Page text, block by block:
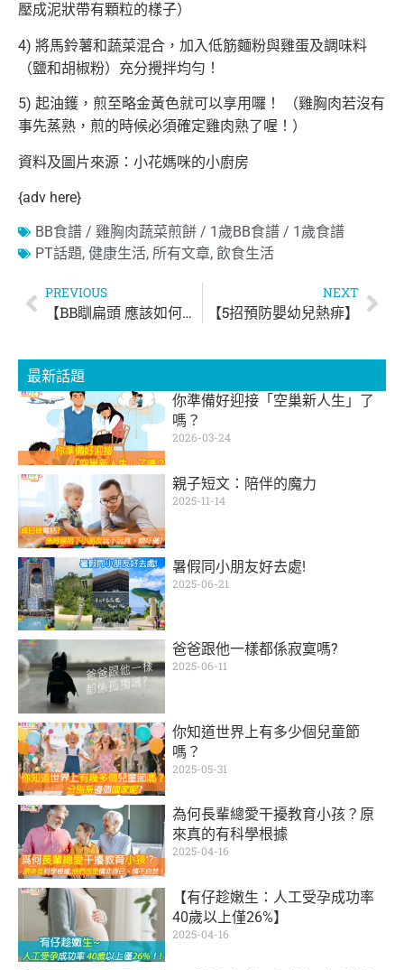
壓成泥狀帶有顆粒的樣子）
4) 將馬鈴薯和蔬菜混合，加入低筋麵粉與雞蛋及調味料
（鹽和胡椒粉）充分攪拌均勻！
5) 起油鑊，煎至略金黃色就可以享用囉！ （雞胸肉若沒有
事先蒸熟，煎的時候必須確定雞肉熟了喔！）
資料及圖片來源：小花媽咪的小廚房
{adv here}
BB食譜 / 雞胸肉蔬菜煎餅 / 1歲BB食譜 / 1歲食譜
PT話題, 健康生活, 所有文章, 飲食生活
PREVIOUS
【BB瞓扁頭 應該如何糾正？】
NEXT
【5招預防嬰幼兒熱痱】
最新話題
你準備好迎接「空巢新人生」了
嗎？
2026-03-24
親子短文：陪伴的魔力
2025-11-14
暑假同小朋友好去處!
2025-06-21
爸爸跟他一樣都係寂寞嗎?
2025-06-11
你知道世界上有多少個兒童節
嗎？
2025-05-31
為何長輩總愛干擾教育小孩？原
來真的有科學根據
2025-04-16
【有仔趁嫩生：人工受孕成功率
40歲以上僅26%】
2025-04-16